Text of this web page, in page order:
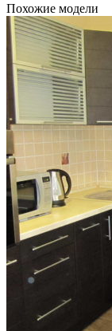
Похожие модели